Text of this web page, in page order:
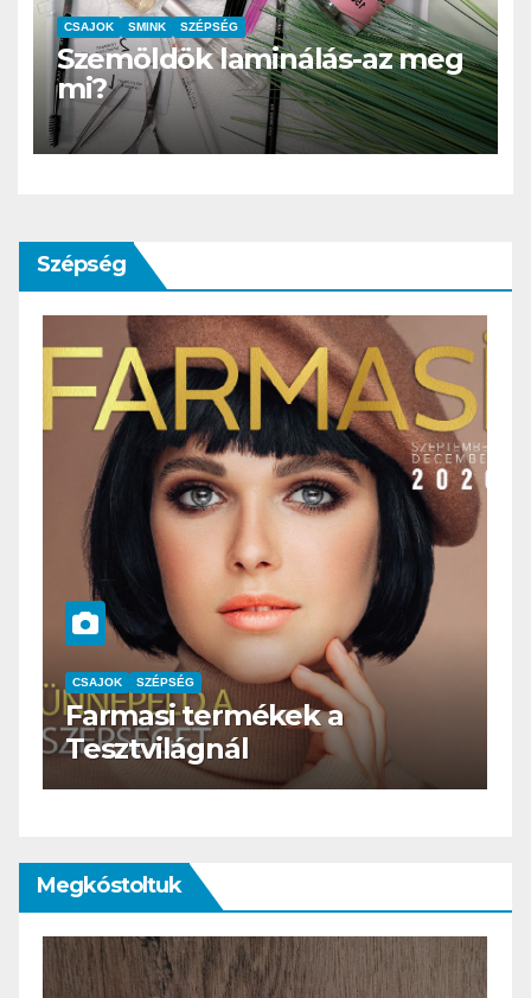
CSAJOK SMINK SZÉPSÉG
Szemöldök laminálás-az meg
mi?
Szépség
CSAJOK SZÉPSÉG
HERBioticum
Megkóstoltuk